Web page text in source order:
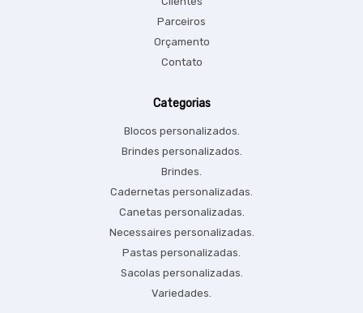
Parceiros
Orçamento
Contato
Categorias
Blocos personalizados.
Brindes personalizados.
Brindes.
Cadernetas personalizadas.
Canetas personalizadas.
Necessaires personalizadas.
Pastas personalizadas.
Sacolas personalizadas.
Variedades.